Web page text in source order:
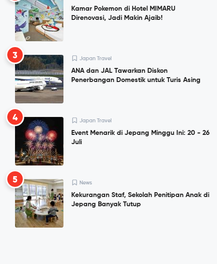
Kamar Pokemon di Hotel MIMARU
Direnovasi, Jadi Makin Ajaib!
3 Japan Travel
ANA dan JAL Tawarkan Diskon
Penerbangan Domestik untuk Turis Asing
4 Japan Travel
Event Menarik di Jepang Minggu Ini: 20 - 26
Juli
5 News
Kekurangan Staf, Sekolah Penitipan Anak di
Jepang Banyak Tutup